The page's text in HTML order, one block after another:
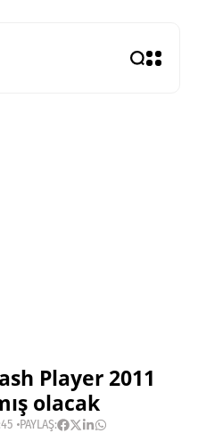
Player 2011
olacak
PAYLAŞ: